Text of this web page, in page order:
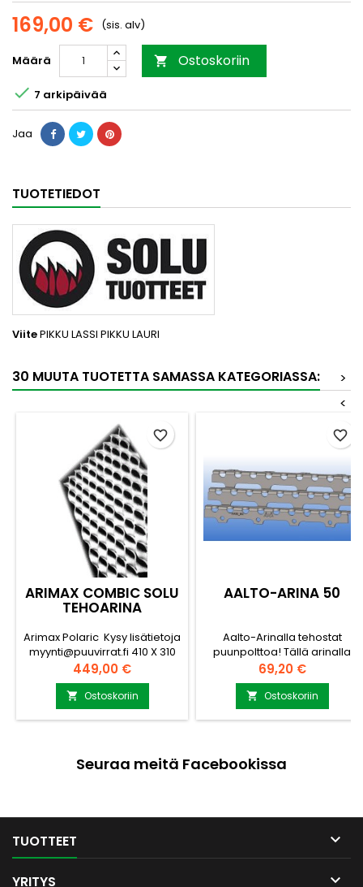
169,00 € (sis. alv)
Määrä  Ostoskoriin
 7 arkipäivää
Jaa
TUOTETIEDOT
ViitePIKKU LASSI PIKKU LAURI
30 MUUTA TUOTETTA SAMASSA KATEGORIASSA:
>
<
ARIMAX COMBIC SOLU
TEHOARINA
Arimax Polaric Kysy lisätietoja
myynti@puuvirrat.fi 410 X 310
mm 1.Lohko RST teräs
Hinta
449,00 €
 Ostoskoriin
favorite_border
AALTO-ARINA 50
Aalto-Arinalla tehostat
puunpolttoa! Tällä arinalla
saat kiukaasi tulipesään
tarpeeksi happea. 1kg puita
tarvitsee hyvään palamiseen
noin 7-10m3 happea.
Valittaessa kiuasarinaa
pohjan pinta-ala, josta
mitataan pesän sisäpituus ja
Hinta
69,20 €
 Ostoskoriin
favorite_border
Seuraa meitä Facebookissa
TUOTTEET 
YRITYS 